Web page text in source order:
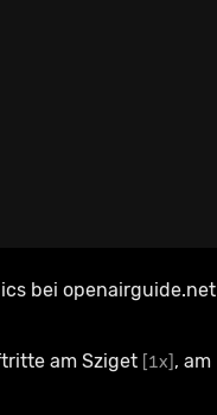
bei openairguide.net
am Sziget [1x] , am